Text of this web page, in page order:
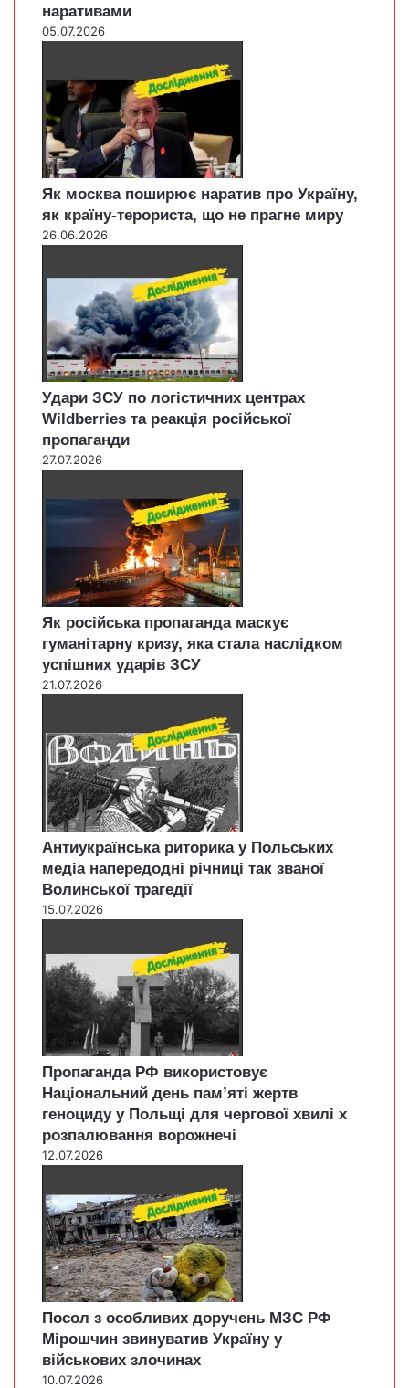
наративами
05.07.2026
Як москва поширює наратив про Україну,
як країну-терориста, що не прагне миру
26.06.2026
Удари ЗСУ по логістичних центрах
Wildberries та реакція російської
пропаганди
27.07.2026
Як російська пропаганда маскує
гуманітарну кризу, яка стала наслідком
успішних ударів ЗСУ
21.07.2026
Антиукраїнська риторика у Польських
медіа напередодні річниці так званої
Волинської трагедії
15.07.2026
Пропаганда РФ використовує
Національний день пам’яті жертв
геноциду у Польщі для чергової хвилі х
розпалювання ворожнечі
12.07.2026
Посол з особливих доручень МЗС РФ
Мірошчин звинуватив Україну у
військових злочинах
10.07.2026